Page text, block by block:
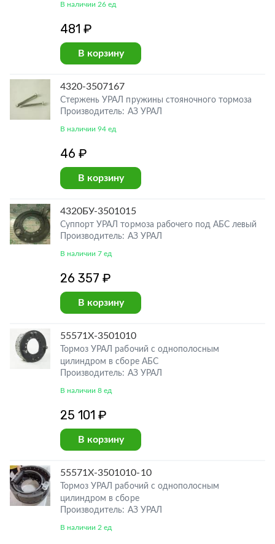
В наличии 26 ед
481 ₽
В корзину
4320-3507167
Стержень УРАЛ пружины стояночного тормоза
Производитель: АЗ УРАЛ
В наличии 94 ед
46 ₽
В корзину
4320БУ-3501015
Суппорт УРАЛ тормоза рабочего под АБС левый
Производитель: АЗ УРАЛ
В наличии 7 ед
26 357 ₽
В корзину
55571Х-3501010
Тормоз УРАЛ рабочий с однополосным
цилиндром в сборе АБС
Производитель: АЗ УРАЛ
В наличии 8 ед
25 101 ₽
В корзину
55571Х-3501010-10
Тормоз УРАЛ рабочий с однополосным
цилиндром в сборе
Производитель: АЗ УРАЛ
В наличии 2 ед